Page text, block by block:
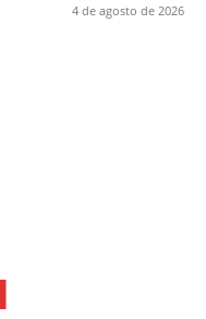
4 de agosto de 2026